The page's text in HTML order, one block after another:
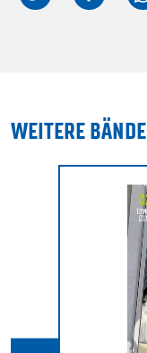
WEITERE BÄNDE